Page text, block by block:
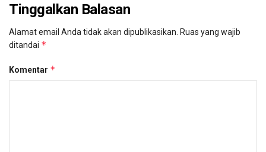
Tinggalkan Balasan
Alamat email Anda tidak akan dipublikasikan. Ruas yang wajib
ditandai *
Komentar *